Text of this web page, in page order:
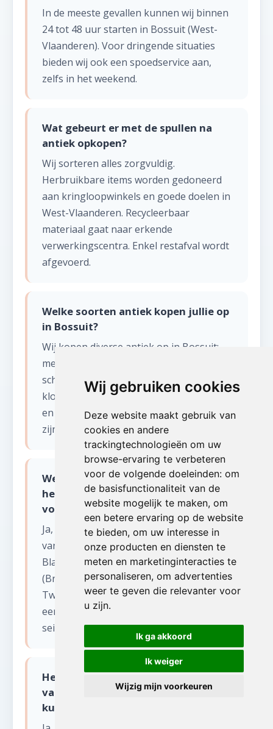
Wij gebruiken cookies
Deze website maakt gebruik van
cookies en andere
trackingtechnologieën om uw
browse-ervaring te verbeteren
voor de volgende doeleinden: om
de basisfunctionaliteit van de
website mogelijk te maken, om
een betere ervaring op de website
te bieden, om uw interesse in
onze producten en diensten te
meten en marketinginteracties te
personaliseren, om advertenties
weer te geven die relevanter voor
u zijn.
Ik ga akkoord
Ik weiger
Wijzig mijn voorkeuren
In de meeste gevallen kunnen wij binnen
24 tot 48 uur starten in Bossuit (West-
Vlaanderen). Voor dringende situaties
bieden wij ook een spoedservice aan,
zelfs in het weekend.
Wat gebeurt er met de spullen na
antiek opkopen?
Wij sorteren alles zorgvuldig.
Herbruikbare items worden gedoneerd
aan kringloopwinkels en goede doelen in
West-Vlaanderen. Recycleerbaar
materiaal gaat naar erkende
verwerkingscentra. Enkel restafval wordt
afgevoerd.
Welke soorten antiek kopen jullie op
in Bossuit?
Wij kopen diverse antiek op in Bossuit:
meubels (kasten, tafels, stoelen),
schilderijen, zilverwerk, porselein, kristal,
klokken, tapijten, beelden, oude boeken
en militaria. Ook curiosa en vintage items
zijn welkom.
Werken jullie ook aan de kust en in
het binnenland van West-Vlaanderen
voor antiek opkopen?
Ja, wij bedienen heel West-Vlaanderen:
van de kuststeden (Oostende, Knokke,
Blankenberge) tot het binnenland
(Brugge, Kortrijk, Roeselare, Ieper).
Tweede verblijven aan zee vereisen vaak
een specifieke aanpak vanwege
seizoensgebonden bewoning.
Hebben jullie ervaring met
vakantiewoningen aan de Belgische
kust bij antiek opkopen?